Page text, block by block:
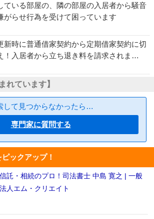
ている部屋の、隣の部屋の入居者から騒音
がらせ行為を受けて困っています
新時に普通借家契約から定期借家契約に切
！入居者から立ち退き料を請求されま…
れています】
して見つからなかったら…
専門家に質問する
ックアップ！
託・相続のプロ！司法書士 中島 寛之 | 一般
人エム・クリエイト